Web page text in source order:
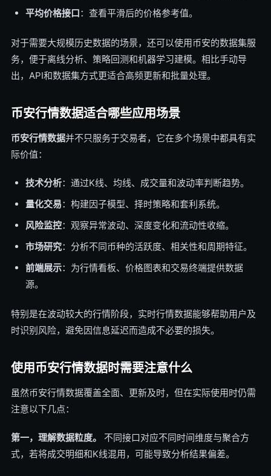
平均价格接口：查看平滑后的价格参考值。
对于需要大规模历史数据的场景，还可以使用币安的数据集服
务，便于离线分析、策略回测和机器学习建模。相比手动导
出，API和数据集方式更适合高频更新和批量处理。
币安行情数据适合哪些应用场景
币安行情数据并不只服务于交易者，它在多个场景中都具有实
际价值：
技术分析：通过K线、均线、成交量和波动率判断趋势。
量化交易：构建因子模型、择时策略和套利系统。
风险监控：观察异常波动、深度变化和流动性收缩。
市场研究：分析不同币种的活跃度、相关性和周期特征。
前端展示：为行情看板、价格图表和交易终端提供数据
源。
特别是在波动较大的行情阶段，实时行情数据能够帮助用户及
时识别风险，避免因信息延迟而造成不必要的损失。
使用币安行情数据时需要注意什么
虽然币安行情数据覆盖全面、更新及时，但在实际使用时仍需
注意以下几点：
第一，理解数据粒度。
不同接口对应不同时间维度与聚合方
式，若将成交明细和K线混用，可能导致分析结果偏差。